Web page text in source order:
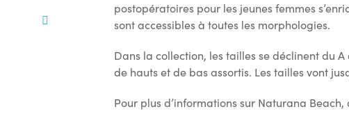
postopératoires pour les jeunes femmes
sont accessibles à toutes les morphologies.
Dans la collection, les tailles se déclinent du
de hauts et de bas assortis. Les tailles vont
Pour plus d’informations sur Naturana Beach,